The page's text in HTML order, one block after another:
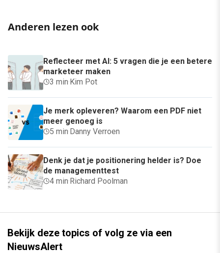
Anderen lezen ook
Reflecteer met AI: 5 vragen die je een betere
marketeer maken
3 min·Kim Pot
Je merk opleveren? Waarom een PDF niet
meer genoeg is
5 min·Danny Verroen
Denk je dat je positionering helder is? Doe
de managementtest
4 min·Richard Poolman
Bekijk deze topics of volg ze via een
NieuwsAlert